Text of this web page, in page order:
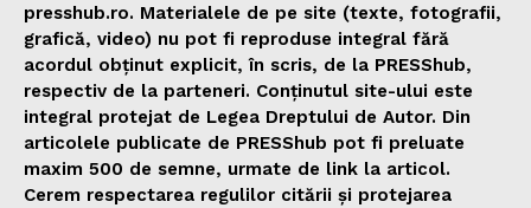
presshub.ro. Materialele de pe site (texte, fotografii,
grafică, video) nu pot fi reproduse integral fără
acordul obținut explicit, în scris, de la PRESShub,
respectiv de la parteneri. Conținutul site-ului este
integral protejat de Legea Dreptului de Autor. Din
articolele publicate de PRESShub pot fi preluate
maxim 500 de semne, urmate de link la articol.
Cerem respectarea regulilor citării și protejarea